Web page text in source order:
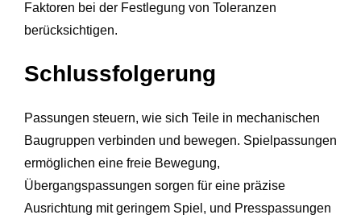
Faktoren bei der Festlegung von Toleranzen
berücksichtigen.
Schlussfolgerung
Passungen steuern, wie sich Teile in mechanischen
Baugruppen verbinden und bewegen. Spielpassungen
ermöglichen eine freie Bewegung,
Übergangspassungen sorgen für eine präzise
Ausrichtung mit geringem Spiel, und Presspassungen